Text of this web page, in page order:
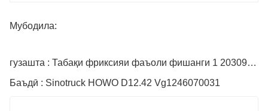
Мубодила:
гузашта : Табақи фриксияи фаъоли фишанги 1 2030900028
Баъдӣ : Sinotruck HOWO D12.42 Vg1246070031